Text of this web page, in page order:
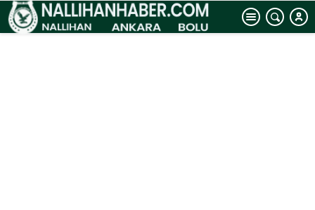
hizmet vermeye
devam ediyor